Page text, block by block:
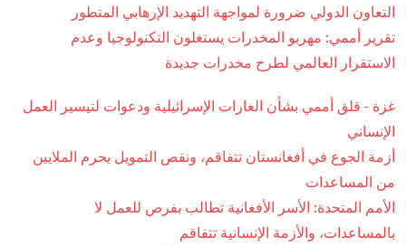
التعاون الدولي ضرورة لمواجهة التهديد الإرهابي المتطور
تقرير أممي: مهربو المخدرات يستغلون التكنولوجيا وعدم
الاستقرار العالمي لطرح مخدرات جديدة
غزة - قلق أممي بشأن الغارات الإسرائيلية ودعوات لتيسير العمل
الإنساني
أزمة الجوع في أفغانستان تتفاقم، ونقص التمويل يحرم الملايين
من المساعدات
الأمم المتحدة: الأسر الأفغانية تطالب بفرص للعمل لا
بالمساعدات، والأزمة الإنسانية تتفاقم